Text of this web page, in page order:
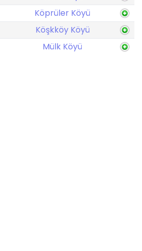
Köprüler Köyü
Köşkköy Köyü
Mülk Köyü